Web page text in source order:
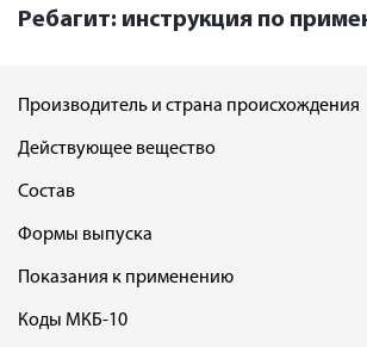
Ребагит: инструкция по
Производитель и страна происхождения
Действующее вещество
Состав
Формы выпуска
Показания к применению
Коды МКБ-10